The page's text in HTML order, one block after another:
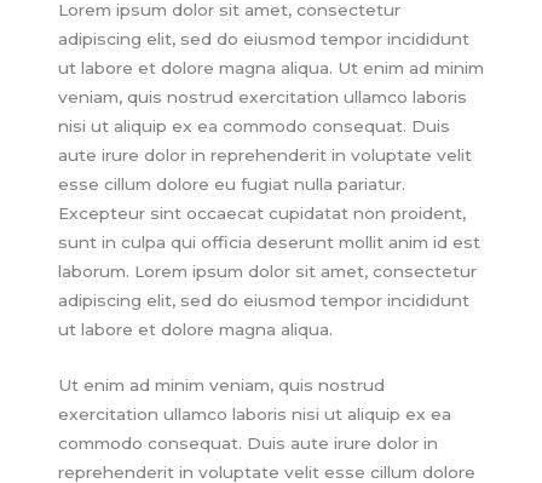
Lorem ipsum dolor sit amet, consectetur
adipiscing elit, sed do eiusmod tempor incididunt
ut labore et dolore magna aliqua. Ut enim ad minim
veniam, quis nostrud exercitation ullamco laboris
nisi ut aliquip ex ea commodo consequat. Duis
aute irure dolor in reprehenderit in voluptate velit
esse cillum dolore eu fugiat nulla pariatur.
Excepteur sint occaecat cupidatat non proident,
sunt in culpa qui officia deserunt mollit anim id est
laborum. Lorem ipsum dolor sit amet, consectetur
adipiscing elit, sed do eiusmod tempor incididunt
ut labore et dolore magna aliqua.
Ut enim ad minim veniam, quis nostrud
exercitation ullamco laboris nisi ut aliquip ex ea
commodo consequat. Duis aute irure dolor in
reprehenderit in voluptate velit esse cillum dolore